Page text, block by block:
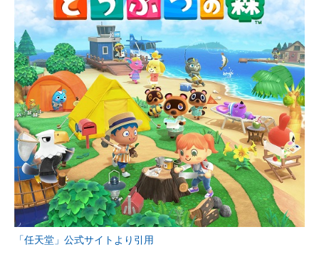
ITエンジニア向け専門サイト
企業向けIT製品の総合サイト
IT製品の技術・比較・事例
製造業のIT導入・活用を支援
モノづくり技術者専門サイト
エレクトロニクス専門サイト
電子設計の基本と応用
エネルギーの専門メディア
「任天堂」公式サイトより引用